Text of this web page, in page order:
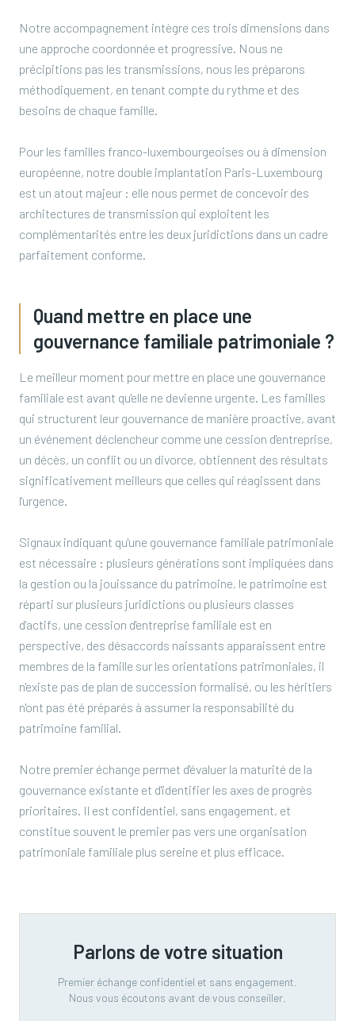
Notre accompagnement intègre ces trois dimensions dans
une approche coordonnée et progressive. Nous ne
précipitions pas les transmissions, nous les préparons
méthodiquement, en tenant compte du rythme et des
besoins de chaque famille.
Pour les familles franco-luxembourgeoises ou à dimension
européenne, notre double implantation Paris-Luxembourg
est un atout majeur : elle nous permet de concevoir des
architectures de transmission qui exploitent les
complémentarités entre les deux juridictions dans un cadre
parfaitement conforme.
Quand mettre en place une
gouvernance familiale patrimoniale ?
Le meilleur moment pour mettre en place une gouvernance
familiale est avant qu'elle ne devienne urgente. Les familles
qui structurent leur gouvernance de manière proactive, avant
un événement déclencheur comme une cession d'entreprise,
un décès, un conflit ou un divorce, obtiennent des résultats
significativement meilleurs que celles qui réagissent dans
l'urgence.
Signaux indiquant qu'une gouvernance familiale patrimoniale
est nécessaire : plusieurs générations sont impliquées dans
la gestion ou la jouissance du patrimoine, le patrimoine est
réparti sur plusieurs juridictions ou plusieurs classes
d'actifs, une cession d'entreprise familiale est en
perspective, des désaccords naissants apparaissent entre
membres de la famille sur les orientations patrimoniales, il
n'existe pas de plan de succession formalisé, ou les héritiers
n'ont pas été préparés à assumer la responsabilité du
patrimoine familial.
Notre premier échange permet d'évaluer la maturité de la
gouvernance existante et d'identifier les axes de progrès
prioritaires. Il est confidentiel, sans engagement, et
constitue souvent le premier pas vers une organisation
patrimoniale familiale plus sereine et plus efficace.
Parlons de votre situation
Premier échange confidentiel et sans engagement.
Nous vous écoutons avant de vous conseiller.